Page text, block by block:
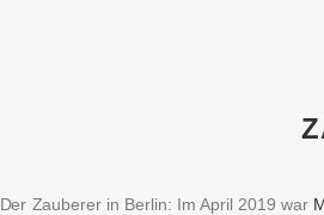
Der Zauberer in Berlin: Im April 2019 war